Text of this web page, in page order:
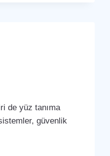
de yüz tanıma
güvenlik